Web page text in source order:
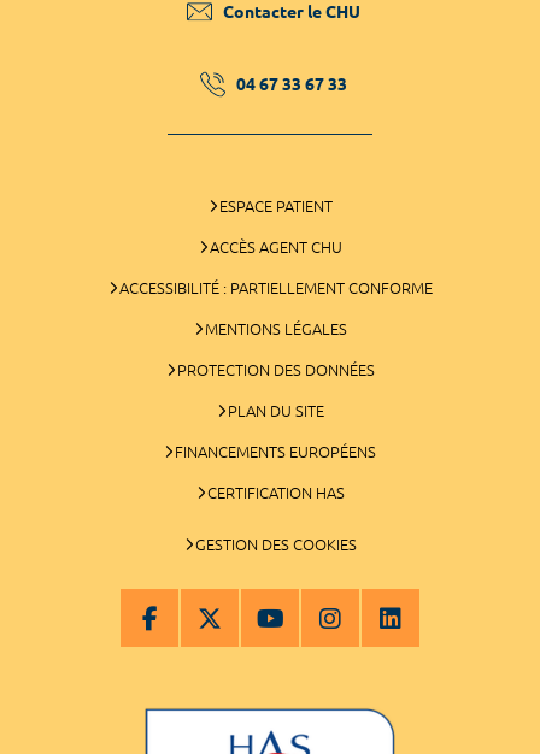
Contacter le CHU
04 67 33 67 33
ESPACE PATIENT
ACCÈS AGENT CHU
ACCESSIBILITÉ : PARTIELLEMENT CONFORME
MENTIONS LÉGALES
PROTECTION DES DONNÉES
PLAN DU SITE
FINANCEMENTS EUROPÉENS
CERTIFICATION HAS
GESTION DES COOKIES